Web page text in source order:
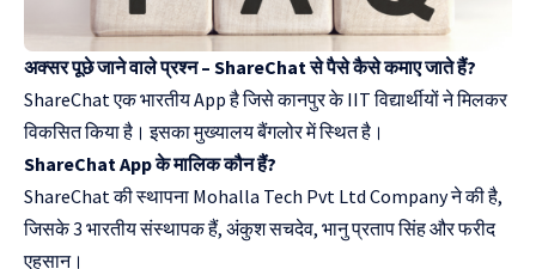
अक्सर पूछे जाने वाले प्रश्न – ShareChat से पैसे कैसे कमाए जाते हैं?
ShareChat एक भारतीय App है जिसे कानपुर के IIT विद्यार्थीयों ने मिलकर
विकसित किया है। इसका मुख्यालय बैंगलोर में स्थित है।
ShareChat App के मालिक कौन हैं?
ShareChat की स्थापना Mohalla Tech Pvt Ltd Company ने की है,
जिसके 3 भारतीय संस्थापक हैं, अंकुश सचदेव, भानु प्रताप सिंह और फरीद
एहसान।